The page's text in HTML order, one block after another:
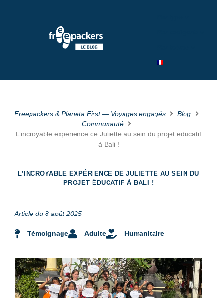
Freepackers & Planeta First — Voyages engagés
Blog
Communauté
L’incroyable expérience de Juliette au sein du projet éducatif
à Bali !
L’INCROYABLE EXPÉRIENCE DE JULIETTE AU SEIN DU
PROJET ÉDUCATIF À BALI !
Article du 8 août 2025
Témoignage Adulte Humanitaire